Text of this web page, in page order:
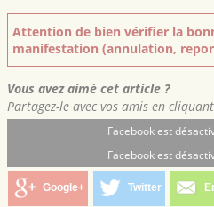
Attention de bien vérifier la
manifestation (annulation,
Vous avez aimé cet article ?
Partagez-le avec vos amis en
Facebook est
Facebook est
Google+ Twitter